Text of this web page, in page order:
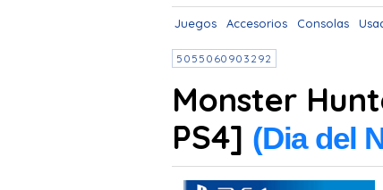
Juegos Accesorios Consolas
5055060903292
Monster
PS4] (Dia del